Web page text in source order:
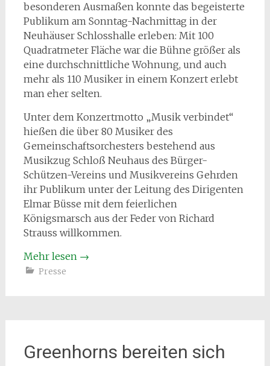
besonderen Ausmaßen konnte das begeisterte
Publikum am Sonntag-Nachmittag in der
Neuhäuser Schlosshalle erleben: Mit 100
Quadratmeter Fläche war die Bühne größer als
eine durchschnittliche Wohnung, und auch
mehr als 110 Musiker in einem Konzert erlebt
man eher selten.
Unter dem Konzertmotto „Musik verbindet“
hießen die über 80 Musiker des
Gemeinschaftsorchesters bestehend aus
Musikzug Schloß Neuhaus des Bürger-
Schützen-Vereins und Musikvereins Gehrden
ihr Publikum unter der Leitung des Dirigenten
Elmar Büsse mit dem feierlichen
Königsmarsch aus der Feder von Richard
Strauss willkommen.
Mehr lesen →
Presse
Greenhorns bereiten sich